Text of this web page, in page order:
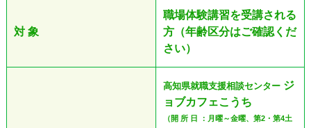
対 象
職場体験講習を受講される
方（年齢区分はご確認くだ
さい）
高知県就職支援相談センター ジ
ョブカフェこうち
（開 所 日 ：月曜～金曜、第2・第4土